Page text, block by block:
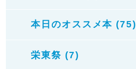
本日のオススメ本 (75)
栄東祭 (7)